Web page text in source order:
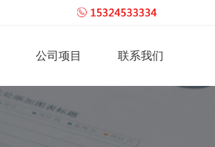
公司项目 联系我们